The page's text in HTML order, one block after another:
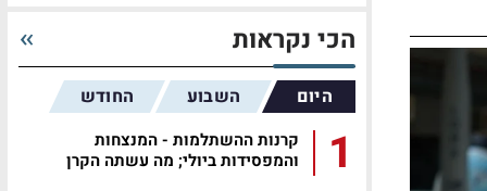
הכי נקראות
היום השבוע החודש
1
קרנות ההשתלמות - המנצחות
והמפסידות ביולי; מה עשתה הקרן